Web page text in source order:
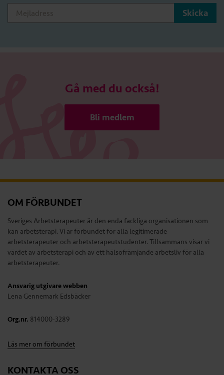
Gå med du också!
Bli medlem
OM FÖRBUNDET
Sveriges Arbetsterapeuter är den enda fackliga organisationen som
kan arbetsterapi. Vi är förbundet för alla legitimerade
arbetsterapeuter och arbetsterapeutstudenter. Tillsammans visar vi
värdet av arbetsterapi och av ett hälsofrämjande arbetsliv för alla
arbetsterapeuter.
Ansvarig utgivare webben
Lena Gennemark Edsbäcker
Org.nr. 814000-3289
Läs mer om förbundet
KONTAKTA OSS